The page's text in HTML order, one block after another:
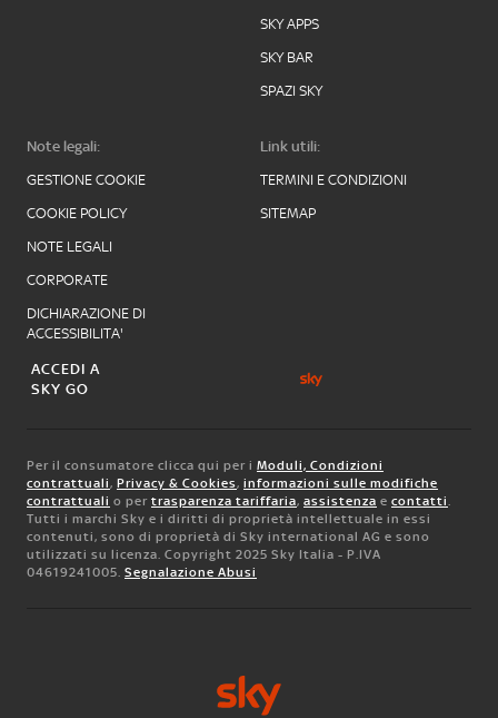
SKY APPS
SKY BAR
SPAZI SKY
Note legali:
GESTIONE COOKIE
COOKIE POLICY
NOTE LEGALI
CORPORATE
DICHIARAZIONE DI
ACCESSIBILITA'
Link utili:
TERMINI E CONDIZIONI
SITEMAP
ACCEDI A
SKY GO
Per il consumatore clicca qui per i Moduli, Condizioni
contrattuali, Privacy & Cookies, informazioni sulle modifiche
contrattuali o per trasparenza tariffaria, assistenza e contatti.
Tutti i marchi Sky e i diritti di proprietà intellettuale in essi
contenuti, sono di proprietà di Sky international AG e sono
utilizzati su licenza. Copyright 2025 Sky Italia - P.IVA
04619241005. Segnalazione Abusi